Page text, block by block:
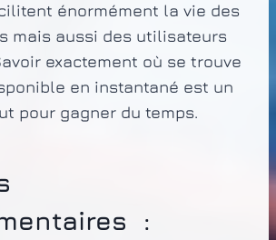
énormément la vie des
mais aussi des utilisateurs
exactement où se trouve
en instantané est un
pour gagner du temps.
: